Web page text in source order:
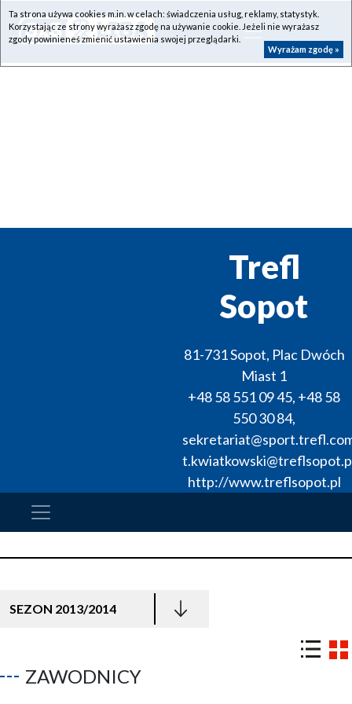
Trefl
Sopot
81-731Sopot, Plac Dwóch
Miast 1
+48 58 551 09 45, +48 58
550 30 84,
http://www.treflsopot.pl
SEZON 2013/2014
ZAWODNICY
Ta strona używa cookies m.in. w celach: świadczenia usług, reklamy, statystyk.
Korzystając ze strony wyrażasz zgodę na używanie cookie. Jeżeli nie wyrażasz
zgody powinieneś zmienić ustawienia swojej przeglądarki.
Wyrażam zgodę »